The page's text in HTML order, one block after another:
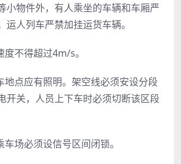
小物件外，有人乘坐的车辆和车厢严
运人列车严禁加挂运货车辆。
不得超过4m/s。
地点应有照明。架空线必须安设分段
开关，人员上下车时必须切断该区段
场必须设信号区间闭锁。